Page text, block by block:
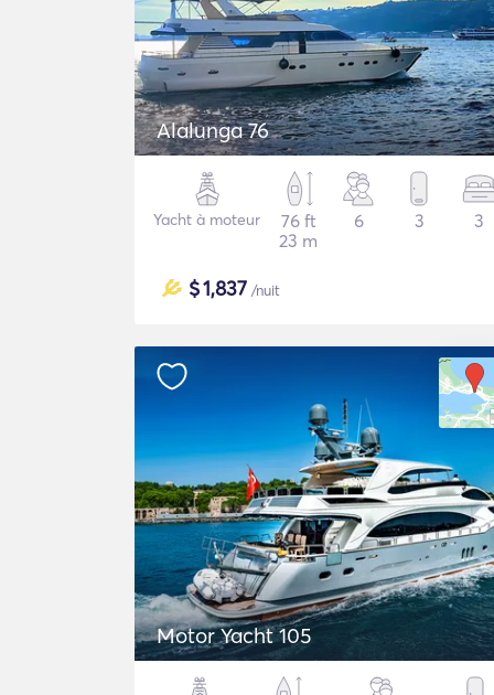
Alalunga 76
Yacht à moteur
76 ft
23 m
6 3 3
$1,837 /nuit
Motor Yacht 105